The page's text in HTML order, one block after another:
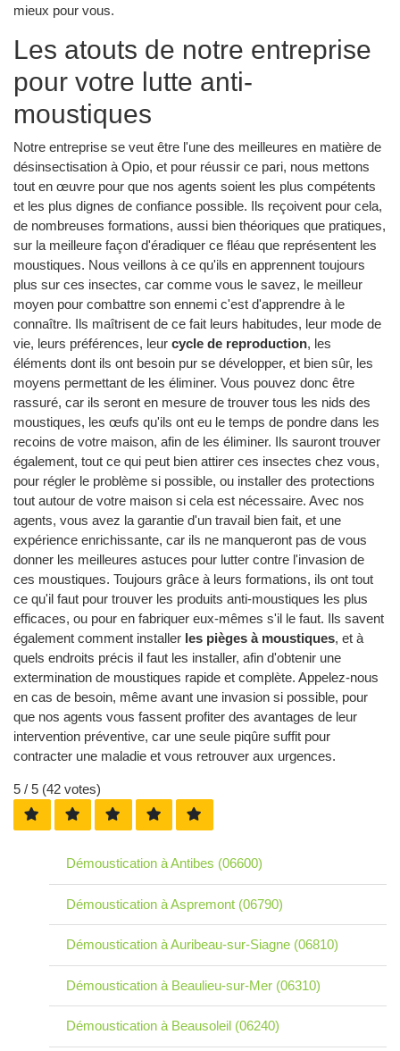
mieux pour vous.
Les atouts de notre entreprise
pour votre lutte anti-
moustiques
Notre entreprise se veut être l'une des meilleures en matière de
désinsectisation à Opio, et pour réussir ce pari, nous mettons
tout en œuvre pour que nos agents soient les plus compétents
et les plus dignes de confiance possible. Ils reçoivent pour cela,
de nombreuses formations, aussi bien théoriques que pratiques,
sur la meilleure façon d'éradiquer ce fléau que représentent les
moustiques. Nous veillons à ce qu'ils en apprennent toujours
plus sur ces insectes, car comme vous le savez, le meilleur
moyen pour combattre son ennemi c'est d'apprendre à le
connaître. Ils maîtrisent de ce fait leurs habitudes, leur mode de
vie, leurs préférences, leur cycle de reproduction, les
éléments dont ils ont besoin pur se développer, et bien sûr, les
moyens permettant de les éliminer. Vous pouvez donc être
rassuré, car ils seront en mesure de trouver tous les nids des
moustiques, les œufs qu'ils ont eu le temps de pondre dans les
recoins de votre maison, afin de les éliminer. Ils sauront trouver
également, tout ce qui peut bien attirer ces insectes chez vous,
pour régler le problème si possible, ou installer des protections
tout autour de votre maison si cela est nécessaire. Avec nos
agents, vous avez la garantie d'un travail bien fait, et une
expérience enrichissante, car ils ne manqueront pas de vous
donner les meilleures astuces pour lutter contre l'invasion de
ces moustiques. Toujours grâce à leurs formations, ils ont tout
ce qu'il faut pour trouver les produits anti-moustiques les plus
efficaces, ou pour en fabriquer eux-mêmes s'il le faut. Ils savent
également comment installer les pièges à moustiques, et à
quels endroits précis il faut les installer, afin d'obtenir une
extermination de moustiques rapide et complète. Appelez-nous
en cas de besoin, même avant une invasion si possible, pour
que nos agents vous fassent profiter des avantages de leur
intervention préventive, car une seule piqûre suffit pour
contracter une maladie et vous retrouver aux urgences.
5 / 5 (42 votes)
Démoustication à Antibes (06600)
Démoustication à Aspremont (06790)
Démoustication à Auribeau-sur-Siagne (06810)
Démoustication à Beaulieu-sur-Mer (06310)
Démoustication à Beausoleil (06240)